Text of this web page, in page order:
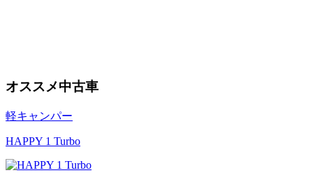
オススメ中古車
軽キャンパー
HAPPY 1 Turbo